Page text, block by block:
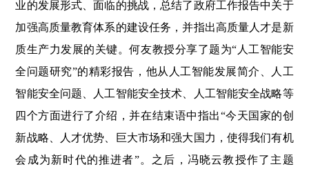
业的发展形式、面临的挑战，总结了政府工作报告中关于
加强高质量教育体系的建设任务，并指出高质量人才是新
质生产力发展的关键。何友教授分享了题为“人工智能安
全问题研究”的精彩报告，他从人工智能发展简介、人工
智能安全问题、人工智能安全技术、人工智能安全战略等
四个方面进行了介绍，并在结束语中指出“今天国家的创
新战略、人才优势、巨大市场和强大国力，使得我们有机
会成为新时代的推进者”。之后，冯晓云教授作了主题